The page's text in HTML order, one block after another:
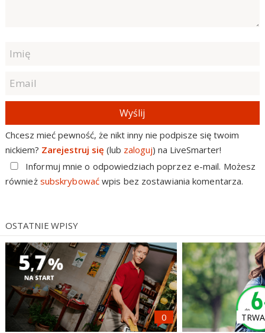
Wyślij
Chcesz mieć pewność, że nikt inny nie podpisze się twoim
nickiem? Zarejestruj się (lub zaloguj) na LiveSmarter!
Informuj mnie o odpowiedziach poprzez e-mail. Możesz
również subskrybowaćwpis bez zostawiania komentarza.
OSTATNIE WPISY